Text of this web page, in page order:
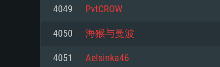
Mínimo
Mínimo
Mínimo
4049 PvtCROW
4050 海猴与曼波
4051 Aelsinka46